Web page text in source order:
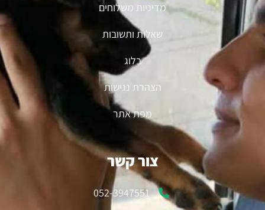
צור קשר
052-3947551
מדיניות משלוחים
שאלות ותשובות
בלוג
הצהרת נגישות
מפת אתר